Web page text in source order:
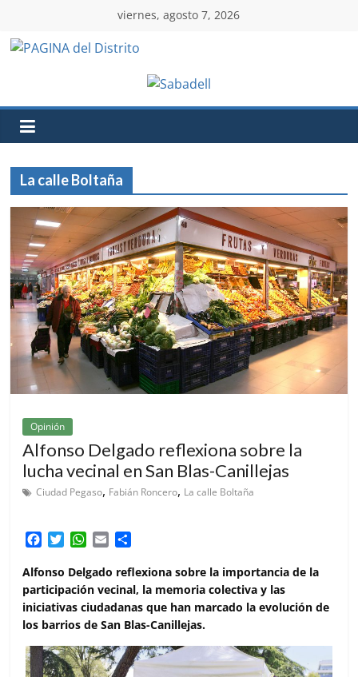
viernes, agosto 7, 2026
La calle Boltaña
Opinión
Alfonso Delgado reflexiona sobre la
lucha vecinal en San Blas-Canillejas
Ciudad Pegaso, Fabián Roncero, La calle Boltaña
c
e
b
o
k
t
t
e
W
a
t
s
A
p
a
i
l
m
p
a
r
i
r
Alfonso Delgado reflexiona sobre la importancia de la
participación vecinal, la memoria colectiva y las
iniciativas ciudadanas que han marcado la evolución de
los barrios de San Blas-Canillejas.